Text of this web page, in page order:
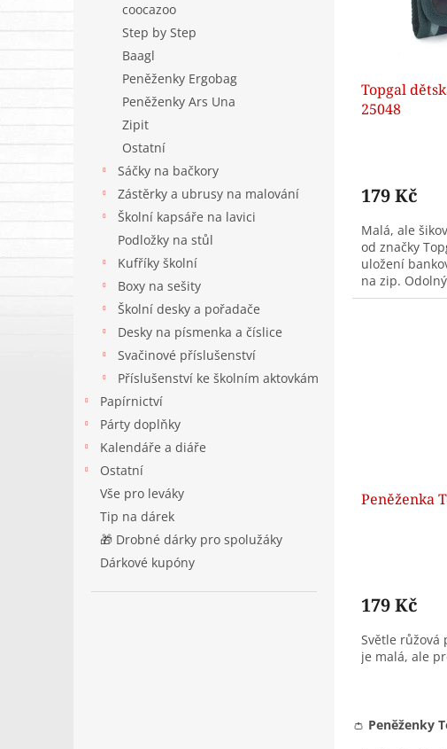
coocazoo
Step by Step
Baagl
Peněženky Ergobag
Peněženky Ars Una
Zipit
Ostatní
Sáčky na bačkory
Zástěrky a ubrusy na malování
Školní kapsáře na lavici
Podložky na stůl
Kufříky školní
Boxy na sešity
Školní desky a pořadače
Desky na písmenka a číslice
Svačinové příslušenství
Příslušenství ke školním aktovkám
Papírnictví
Párty doplňky
Kalendáře a diáře
Ostatní
Vše pro leváky
Tip na dárek
🎁 Drobné dárky pro spolužáky
Dárkové kupóny
kTopgal
25048
179 Kč
Malá, ale
od značky
uložení
na zip.
školy i na
Peněženka
179 Kč
Světle růžová
je malá, ale
👛 Peněženky